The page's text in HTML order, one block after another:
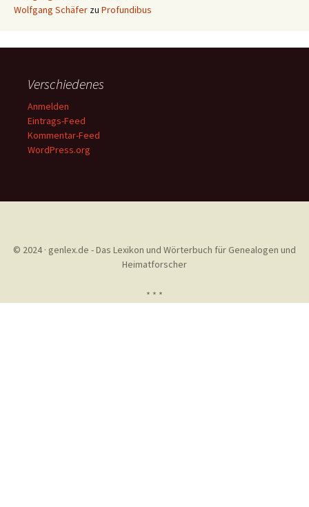
Wolfgang Schäfer zu Profundibus
Verschiedenes
Anmelden
Eintrags-Feed
Kommentar-Feed
WordPress.org
© 2024 · genlex.de - Das Lexikon und Wörterbuch für Genealogen und
Heimatforscher
* * *